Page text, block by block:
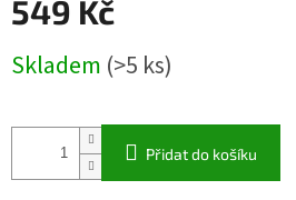
549 Kč
cena:
Skladem (>5 ks)
Přidat do košíku